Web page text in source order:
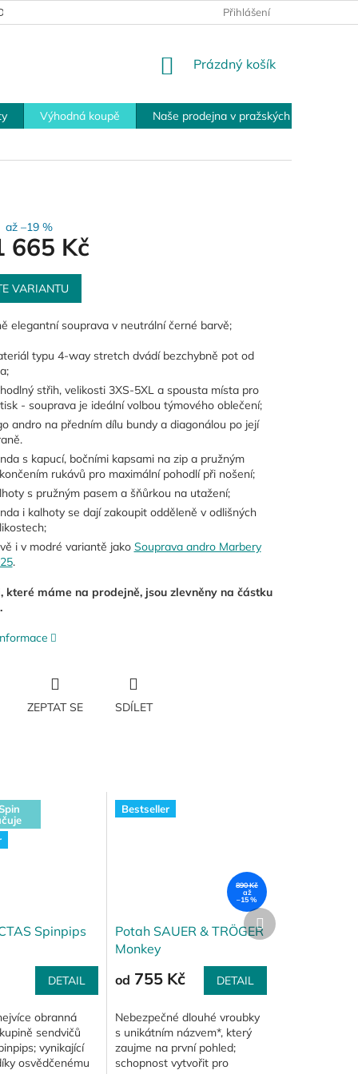
PRO VRÁCENÍ ZBOŽÍ PLATEBNÍ MOŽNOSTI
Přihlášení
NÁKUPNÍ
Prázdný košík
Výhodná koupě
Naše prodejna v pražských Modřanech
až –19 %
665 Kč
VARIANTU
elegantní souprava v neutrální černé barvě;
typu 4-way stretch dvádí bezchybně pot od
střih, velikosti 3XS-5XL a spousta místa pro
- souprava je ideální volbou týmového oblečení;
andro na předním dílu bundy a diagonálou po její
s kapucí, bočními kapsami na zip a pružným
rukávů pro maximální pohodlí při nošení;
s pružným pasem a šňůrkou na utažení;
i kalhoty se dají zakoupit odděleně v odlišných
i v modré variantě jako Souprava andro Marbery
.
které máme na prodejně, jsou zlevněny na částku
ZEPTAT SE SDÍLET
Spinpips
DETAIL
obranná
sendvičů
vynikající
osvědčenému
Bestseller
890 Kč
až
–15 %
Potah SAUER & TRÖGER
Monkey
od 755 Kč DETAIL
Nebezpečné dlouhé vroubky
s unikátním názvem*, který
zaujme na první pohled;
schopnost vytvořit pro
Další
produkt